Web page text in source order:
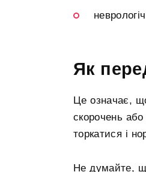
Як
Це означає,
скорочень
торкатися і
Не думайте,